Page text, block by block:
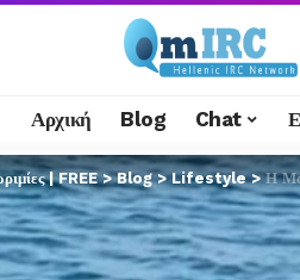
Αρχική Blog Chat
| FREE>Blog>Lifestyle>Η